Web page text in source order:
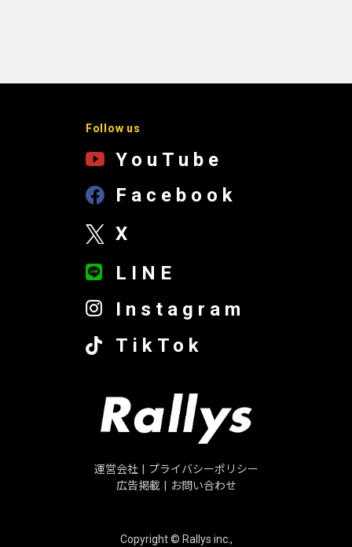
Follow us
YouTube
Facebook
X
LINE
Instagram
TikTok
運営会社
プライバシーポリシー
広告掲載
お問い合わせ
Copyright © Rallys inc.,